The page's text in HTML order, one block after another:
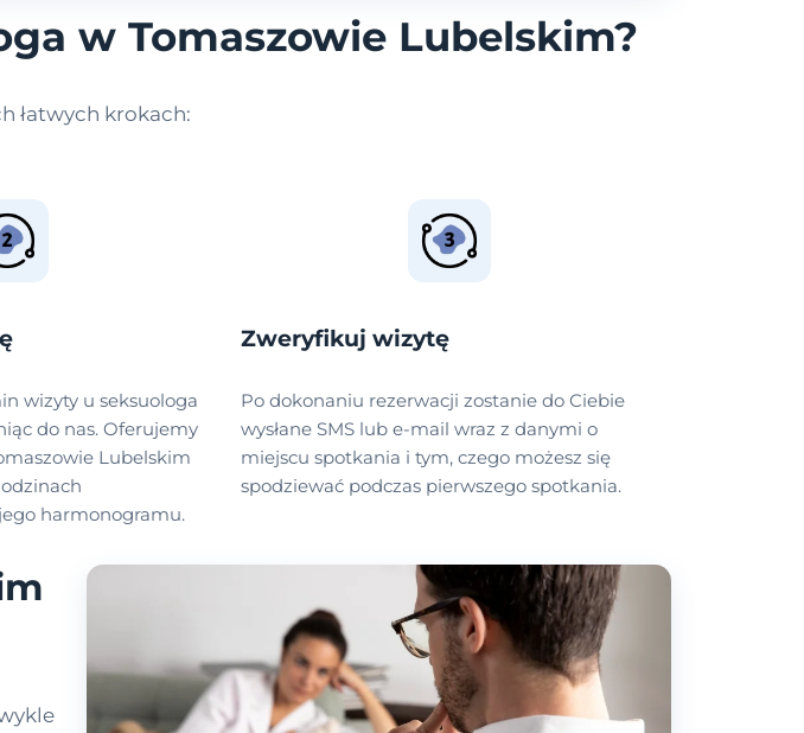
po Twojej stronie.
w Tomaszowie Lubelskim?
łatwych krokach:
wizyty u seksuologa
do nas. Oferujemy
Lubelskim
harmonogramu.
Zweryfikuj wizytę
Po dokonaniu rezerwacji zostanie do Ciebie
wysłane SMS lub e-mail wraz z danymi o
miejscu spotkania i tym, czego możesz się
spodziewać podczas pierwszego spotkania.